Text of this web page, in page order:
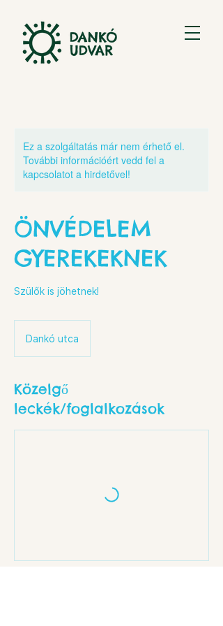
Ez a szolgáltatás már nem érhető el.
További információért vedd fel a
kapcsolatot a hirdetővel!
ÖNVÉDELEM
GYEREKEKNEK
Szülők is jöhetnek!
Dankó utca
Közelgő
leckék/foglalkozások